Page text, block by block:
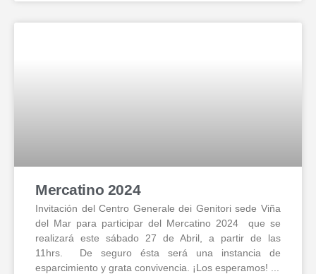
Mercatino 2024
Invitación del Centro Generale dei Genitori sede Viña
del Mar para participar del Mercatino 2024 que se
realizará este sábado 27 de Abril, a partir de las
11hrs. De seguro ésta será una instancia de
esparcimiento y grata convivencia. ¡Los esperamos!